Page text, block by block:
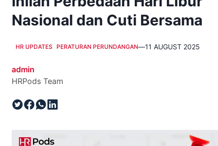
Nasional dan Cuti Bersama
HR UPDATES PERATURAN PERUNDANGAN—11 AUGUST 2025
admin
HRPods Team